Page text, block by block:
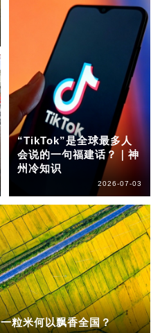
“TikTok”是全球最多人
会说的一句福建话？｜神
州冷知识
2026-07-03
粒米何以飘香全国？